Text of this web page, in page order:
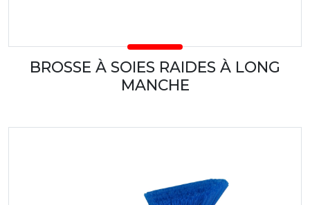
BROSSE À SOIES RAIDES À LONG
MANCHE